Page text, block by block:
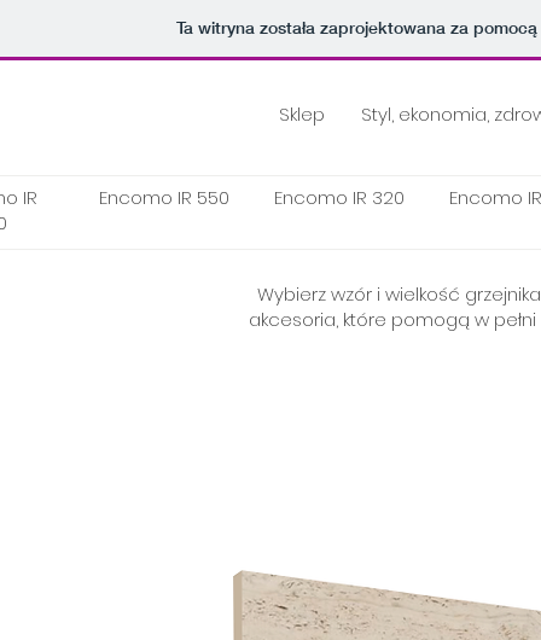
Ta witryna została zaprojektowana za
Sklep Styl, ekonomia,
IR
Encomo IR 550 Encomo IR 320 Encomo
Wybierz wzór i wielkość
akcesoria, które pomogą w